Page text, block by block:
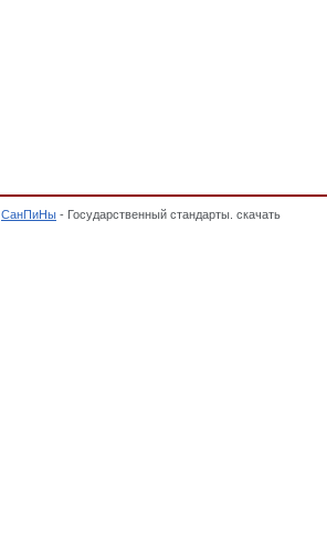
СанПиНы - Государственный стандарты. скачать